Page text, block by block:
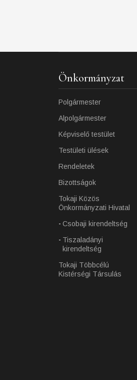
Önkormányzat
Polgármester
Alpolgármester
Képviselő testület
Testületi ülések
Rendeletek
Bizottságok
Tokaji Közös
Önkormányzati Hivatal
Csobaji kirendeltség
Tiszaladányi
kirendeltség
Tokaji Többcélú
Kistérségi Társulás